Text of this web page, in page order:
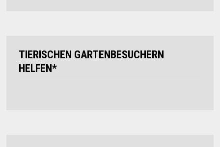
TIERISCHEN GARTENBESUCHERN
HELFEN*